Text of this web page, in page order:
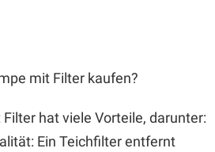
mit Filter kaufen?
hat viele Vorteile, darunter:
Ein Teichfilter entfernt